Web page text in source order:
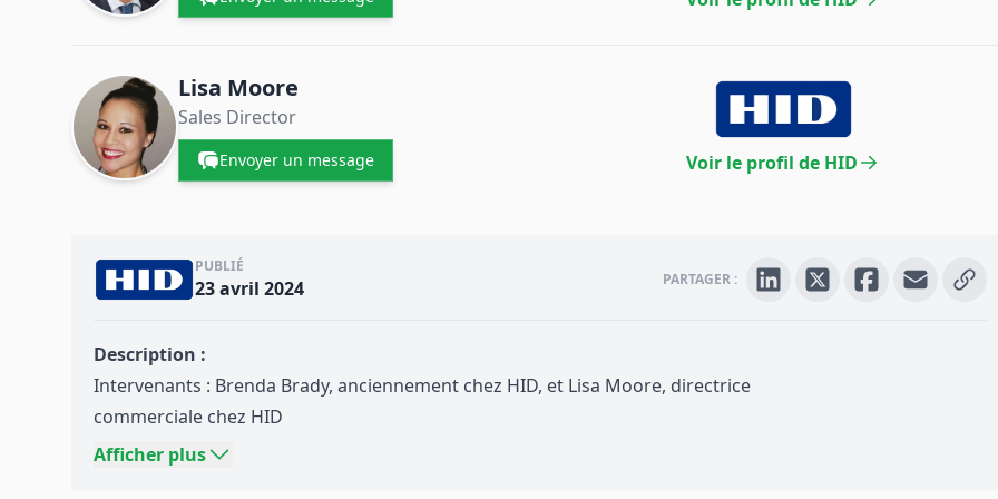
Lisa Moore
Sales Director
Envoyer un message Voir le profil de HID
PUBLIÉ
23 avril 2024 PARTAGER :
Description :
Intervenants : Brenda Brady, anciennement chez HID, et Lisa Moore, directrice
commerciale chez HID
Titre : Précision sans effort : stratégies d' s de suivi des actifs grâce à l' RFID dans la
Afficher plus